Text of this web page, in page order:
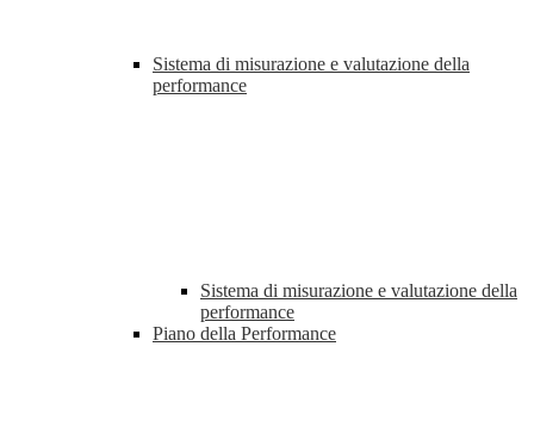
Sistema di misurazione e valutazione della
performance
Sistema di misurazione e valutazione della
performance
Piano della Performance